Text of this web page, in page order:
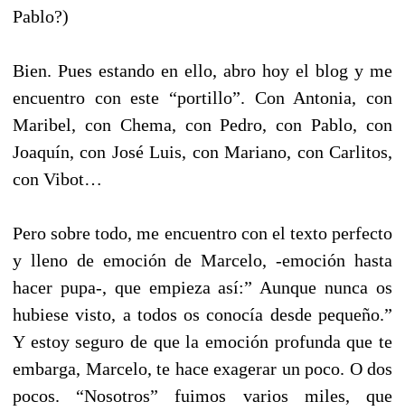
Pablo?)
Bien. Pues estando en ello, abro hoy el blog y me
encuentro con este “portillo”. Con Antonia, con
Maribel, con Chema, con Pedro, con Pablo, con
Joaquín, con José Luis, con Mariano, con Carlitos,
con Vibot…
Pero sobre todo, me encuentro con el texto perfecto
y lleno de emoción de Marcelo, -emoción hasta
hacer pupa-, que empieza así:” Aunque nunca os
hubiese visto, a todos os conocía desde pequeño.”
Y estoy seguro de que la emoción profunda que te
embarga, Marcelo, te hace exagerar un poco. O dos
pocos. “Nosotros” fuimos varios miles, que